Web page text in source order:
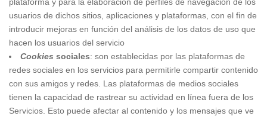
usuarios de dichos sitios, aplicaciones y plataformas, con el fin de
introducir mejoras en función del análisis de los datos de uso que
hacen los usuarios del servicio
Cookies sociales: son establecidas por las plataformas de
redes sociales en los servicios para permitirle compartir contenido
con sus amigos y redes. Las plataformas de medios sociales
tienen la capacidad de rastrear su actividad en línea fuera de los
Servicios. Esto puede afectar al contenido y los mensajes que ve